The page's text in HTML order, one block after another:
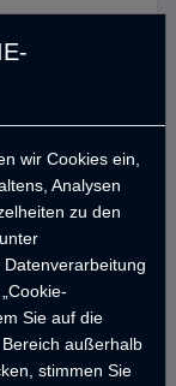
wir Cookies ein,
Analysen
zu den
Datenverarbeitung
Sie auf die
außerhalb
stimmen Sie